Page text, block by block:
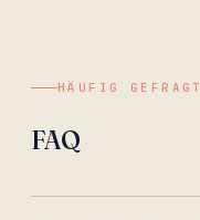
HÄUFIG GEFRAGT
FAQ